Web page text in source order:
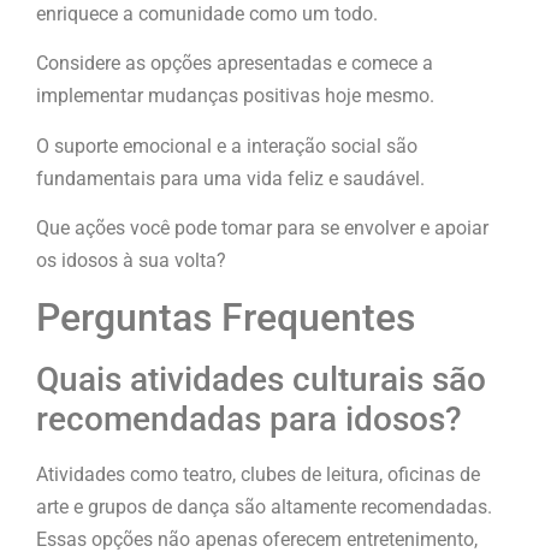
enriquece a comunidade como um todo.
Considere as opções apresentadas e comece a
implementar mudanças positivas hoje mesmo.
O suporte emocional e a interação social são
fundamentais para uma vida feliz e saudável.
Que ações você pode tomar para se envolver e apoiar
os idosos à sua volta?
Perguntas Frequentes
Quais atividades culturais são
recomendadas para idosos?
Atividades como teatro, clubes de leitura, oficinas de
arte e grupos de dança são altamente recomendadas.
Essas opções não apenas oferecem entretenimento,